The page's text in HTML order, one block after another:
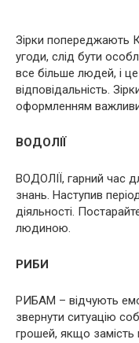
Зірки попереджають
угоди, слід бути
все більше людей, і
відповідальність.
оформленням
ВОДОЛІЇ
ВОДОЛІЇ, гарний час
знань. Наступив
діяльності.
людиною.
РИБИ
РИБАМ – відчують
звернути ситуацію
грошей, якщо